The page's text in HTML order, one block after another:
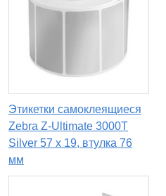
Этикетки самоклеящиеся
Zebra Z-Ultimate 3000T
Silver 57 x 19, втулка 76
мм